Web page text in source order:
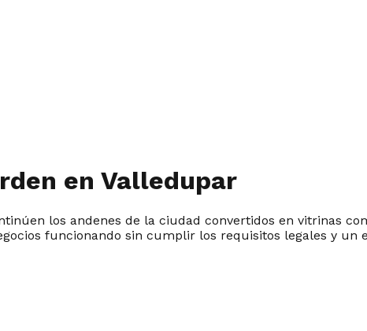
en Valledupar
los andenes de la ciudad convertidos en vitrinas
funcionando sin cumplir los requisitos legales y un